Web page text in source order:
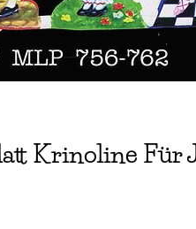
Krinoline Für